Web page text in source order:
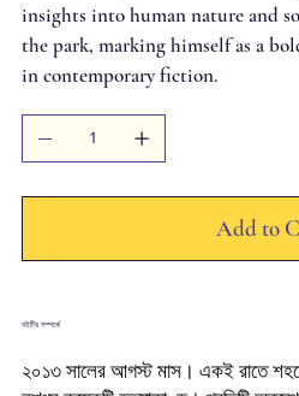
insights into human nature and
the park, marking himself as a
in contemporary fiction.
Add to
বইটির সম্পর্কে
২০১৩সালেরআগস্টমাস। একইরাতে